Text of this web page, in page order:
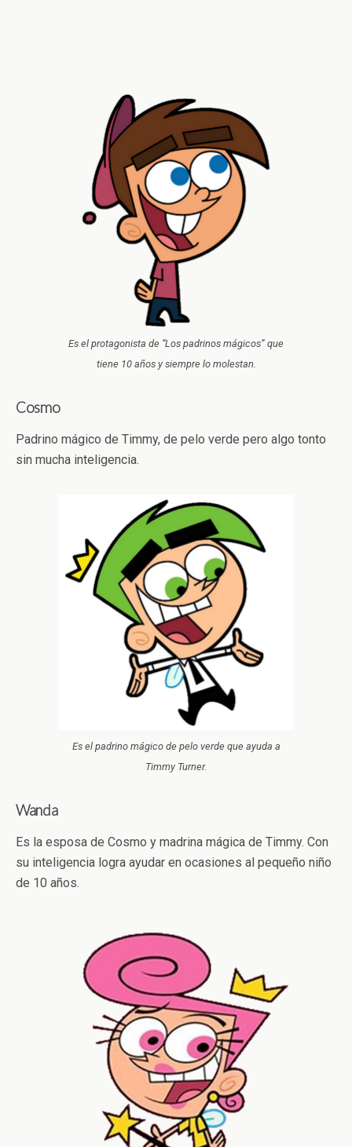
Es el protagonista de “Los padrinos mágicos” que
tiene 10 años y siempre lo molestan.
Cosmo
Padrino mágico de Timmy, de pelo verde pero algo tonto
sin mucha inteligencia.
Es el padrino mágico de pelo verde que ayuda a
Timmy Turner.
Wanda
Es la esposa de Cosmo y madrina mágica de Timmy. Con
su inteligencia logra ayudar en ocasiones al pequeño niño
de 10 años.